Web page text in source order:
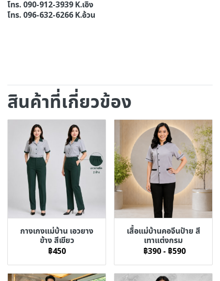
โทร. 090-912-3939 K.เอิง
โทร. 096-632-6266 K.อ้วน
สินค้าที่เกี่ยวข้อง
กางเกงแม่บ้าน เอวยาง
ข้าง สีเขียว
฿450
เสื้อแม่บ้านคอจีนป้าย สี
เทาแต่งกรม
฿390 - ฿590